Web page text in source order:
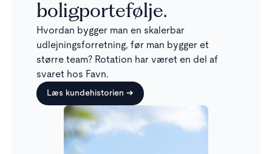
boligportefølje.
Hvordan bygger man en skalerbar
udlejningsforretning, før man bygger et
større team? Rotation har været en del af
svaret hos Favn.
Læs kundehistorien ➔